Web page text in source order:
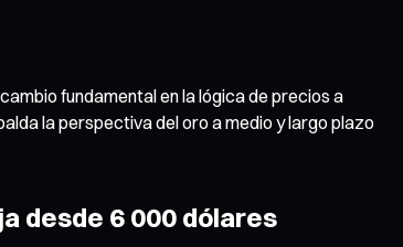
fundamental en la lógica de precios a
la perspectiva del oro a medio y largo plazo
desde 6 000 dólares